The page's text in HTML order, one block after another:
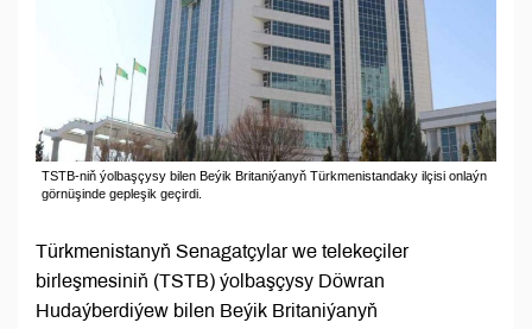
TSTB-niň ýolbaşçysy bilen Beýik Britaniýanyň Türkmenistandaky ilçisi onlaýn
görnüşinde gepleşik geçirdi.
Türkmenistanyň Senagatçylar we telekeçiler
birleşmesiniň (TSTB) ýolbaşçysy Döwran
Hudaýberdiýew bilen Beýik Britaniýanyň